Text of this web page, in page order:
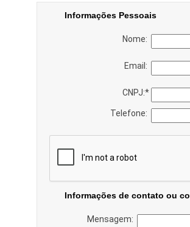
Informações Pessoais
Nome:
Email:
CNPJ:*
Telefone:
Informações de contato ou
Mensagem: